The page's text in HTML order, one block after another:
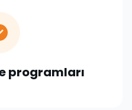
programları